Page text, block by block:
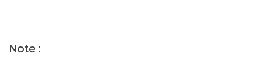
Note :